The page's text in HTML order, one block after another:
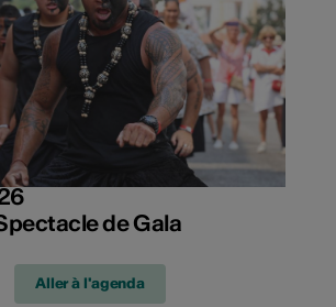
de Gala
Aller à l'agenda